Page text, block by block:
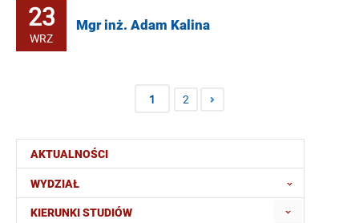
AKTUALNOŚCI
WYDZIAŁ
KIERUNKI STUDIÓW
23
WRZ
Mgr inż. Adam Kalina
1 2